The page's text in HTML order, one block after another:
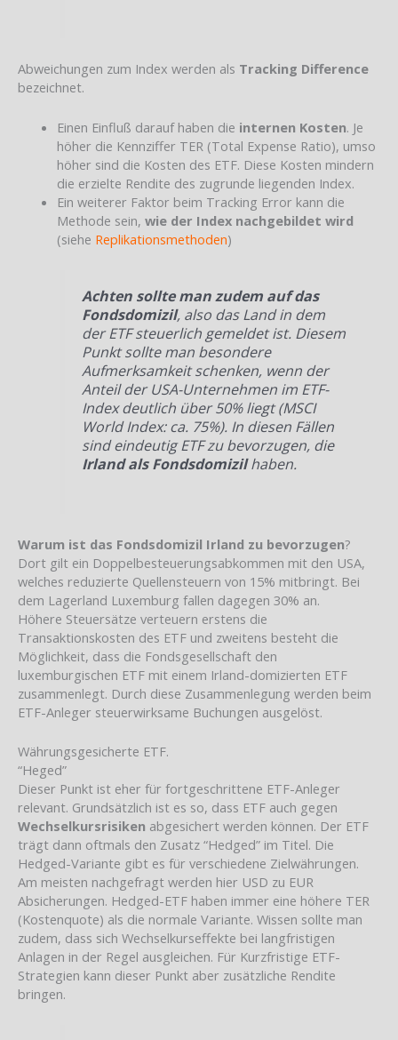
Abweichungen zum Index werden als Tracking Difference
bezeichnet.
Einen Einfluß darauf haben die internen Kosten. Je
höher die Kennziffer TER (Total Expense Ratio), umso
höher sind die Kosten des ETF. Diese Kosten mindern
die erzielte Rendite des zugrunde liegenden Index.
Ein weiterer Faktor beim Tracking Error kann die
Methode sein, wie der Index nachgebildet wird
(siehe Replikationsmethoden)
Achten sollte man zudem auf das
Fondsdomizil, also das Land in dem
der ETF steuerlich gemeldet ist. Diesem
Punkt sollte man besondere
Aufmerksamkeit schenken, wenn der
Anteil der USA-Unternehmen im ETF-
Index deutlich über 50% liegt (MSCI
World Index: ca. 75%). In diesen Fällen
sind eindeutig ETF zu bevorzugen, die
Irland als Fondsdomizilhaben.
Warum ist das Fondsdomizil Irland zu bevorzugen?
Dort gilt ein Doppelbesteuerungsabkommen mit den USA,
welches reduzierte Quellensteuern von 15% mitbringt. Bei
dem Lagerland Luxemburg fallen dagegen 30% an.
Höhere Steuersätze verteuern erstens die
Transaktionskosten des ETF und zweitens besteht die
Möglichkeit, dass die Fondsgesellschaft den
luxemburgischen ETF mit einem Irland-domizierten ETF
zusammenlegt. Durch diese Zusammenlegung werden beim
ETF-Anleger steuerwirksame Buchungen ausgelöst.
Währungsgesicherte ETF.
“Heged”
Dieser Punkt ist eher für fortgeschrittene ETF-Anleger
relevant. Grundsätzlich ist es so, dass ETF auch gegen
Wechselkursrisiken abgesichert werden können. Der ETF
trägt dann oftmals den Zusatz “Hedged” im Titel. Die
Hedged-Variante gibt es für verschiedene Zielwährungen.
Am meisten nachgefragt werden hier USD zu EUR
Absicherungen. Hedged-ETF haben immer eine höhere TER
(Kostenquote) als die normale Variante. Wissen sollte man
zudem, dass sich Wechselkurseffekte bei langfristigen
Anlagen in der Regel ausgleichen. Für Kurzfristige ETF-
Strategien kann dieser Punkt aber zusätzliche Rendite
bringen.